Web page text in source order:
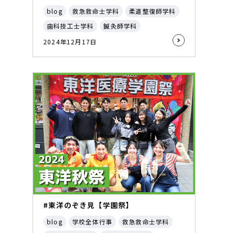
blog 救急救命士学科
柔道整復師学科
歯科技工士学科
鍼灸師学科
2024年12月17日
#東洋のぞき見【学園祭】
blog 学校全体行事
救急救命士学科